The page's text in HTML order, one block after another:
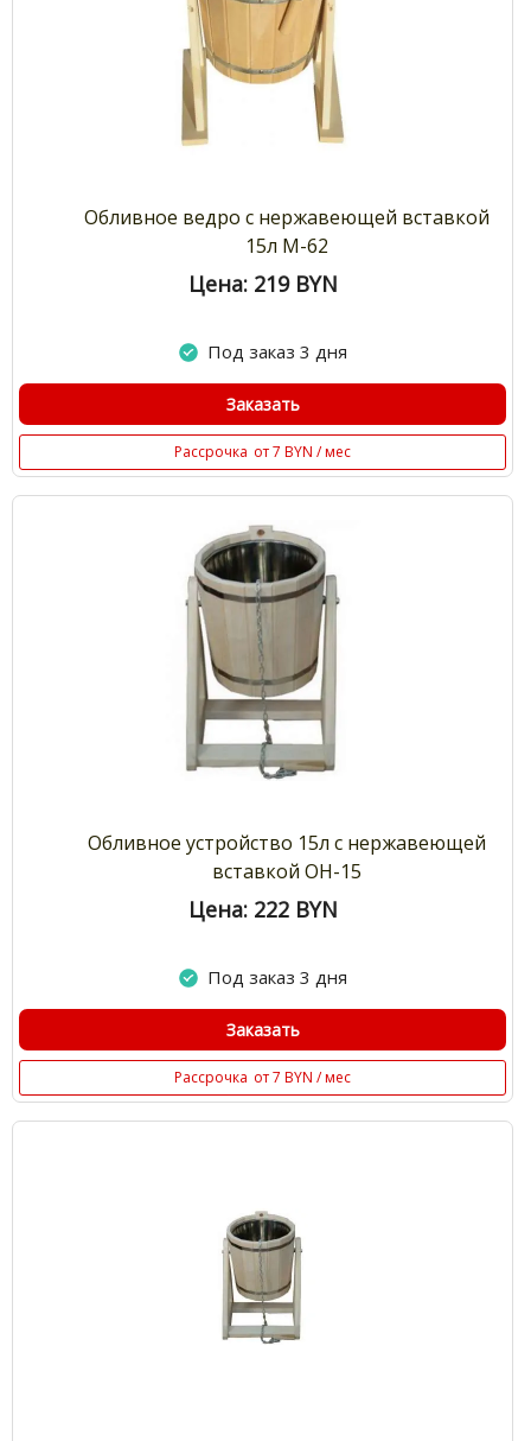
Обливное ведро с нержавеющей вставкой
15л М-62
Цена: 219 BYN
Под заказ 3 дня
Заказать
Рассрочка от 7 BYN / мес
Обливное устройство 15л с нержавеющей
вставкой ОН-15
Цена: 222 BYN
Под заказ 3 дня
Заказать
Рассрочка от 7 BYN / мес